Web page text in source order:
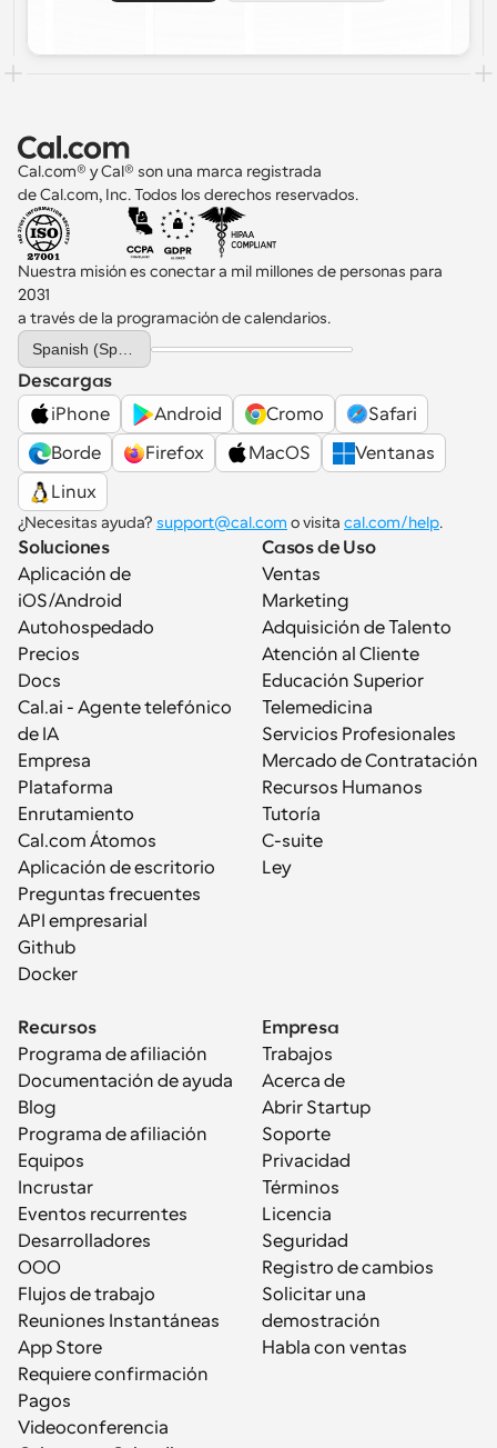
Cal.com® y Cal® son una marca registrada
de Cal.com, Inc. Todos los derechos reservados.
Nuestra misión es conectar a mil millones de personas para
2031
a través de la programación de calendarios.
Select Language
Descargas
iPhone
Android Cromo
Safari
Borde
Firefox MacOS
Ventanas
Linux
¿Necesitas ayuda? support@cal.com o visita cal.com/help.
Soluciones
Aplicación de
iOS/Android
Autohospedado
Precios
Docs
Cal.ai - Agente telefónico
de IA
Empresa
Plataforma
Enrutamiento
Cal.com Átomos
Aplicación de escritorio
Preguntas frecuentes
API empresarial
Github
Docker
Casos de Uso
Ventas
Marketing
Adquisición de Talento
Atención al Cliente
Educación Superior
Telemedicina
Servicios Profesionales
Mercado de Contratación
Recursos Humanos
Tutoría
C-suite
Ley
Recursos
Programa de afiliación
Documentación de ayuda
Blog
Programa de afiliación
Equipos
Incrustar
Eventos recurrentes
Desarrolladores
OOO
Flujos de trabajo
Reuniones Instantáneas
App Store
Requiere confirmación
Pagos
Videoconferencia
Empresa
Trabajos
Acerca de
Abrir Startup
Soporte
Privacidad
Términos
Licencia
Seguridad
Registro de cambios
Solicitar una
demostración
Habla con ventas